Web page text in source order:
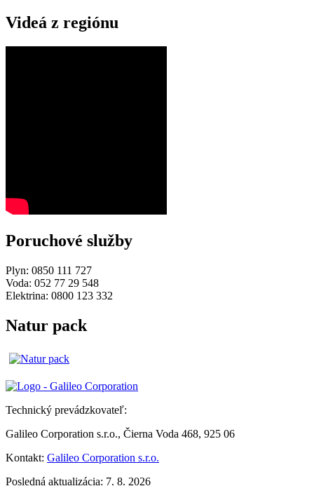
Videá z regiónu
Poruchové služby
Plyn: 0850 111 727
Voda: 052 77 29 548
Elektrina: 0800 123 332
Natur pack
Technický prevádzkovateľ:
Galileo Corporation s.r.o., Čierna Voda 468, 925 06
Kontakt: Galileo Corporation s.r.o.
Posledná aktualizácia: 7. 8. 2026